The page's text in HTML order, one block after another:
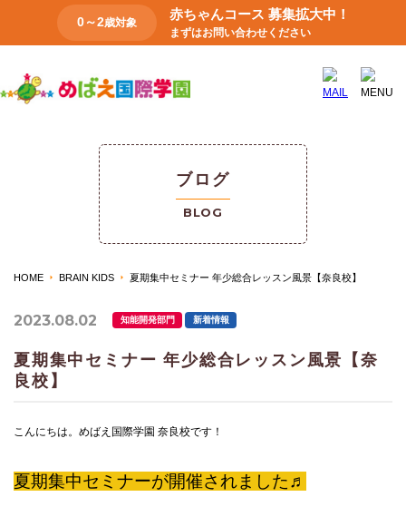
0～2歳対象
赤ちゃんコース 募集拡大中！
まずはお問い合わせください
ブログ
BLOG
HOME BRAIN KIDS 夏期集中セミナー 年少総合レッスン風景【奈良校】
2023.08.02 知能開発部門 新着情報
夏期集中セミナー 年少総合レッスン風景【奈
良校】
こんにちは。めばえ国際学園 奈良校です！
夏期集中セミナーが開催されました♬